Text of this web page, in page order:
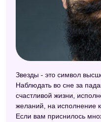
Звезды - это символ
Наблюдать во сне за
счастливой жизни,
желаний, на исполнение
Если вам приснилось